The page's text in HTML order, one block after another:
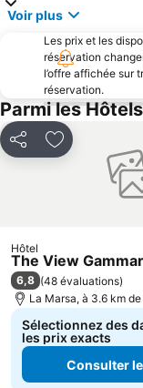
Thermes d'Antonine
Belvédère Park
Bab Souika
Ferroviaire de Bou
Voir plus
Les prix et les
réservation
l’offre affichée sur
réservation.
Parmi les
PartagerAjouter à
Hôtel
The View
6,8 (48 évaluations)
La Marsa, à 3.6 km
Sélectionnez des
les prix exacts
Consulter